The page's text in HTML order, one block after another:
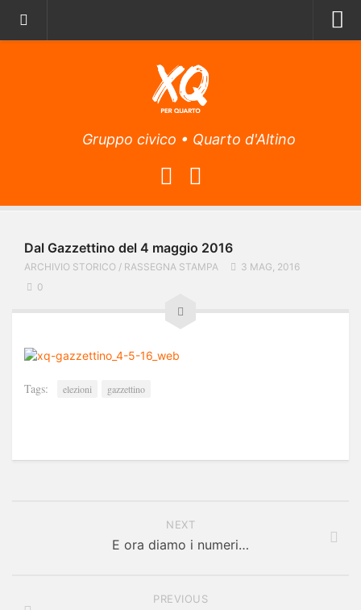
Il Programma
Attività
L’app
Gruppo civico • Quarto d'Altino
Dal Gazzettino del 4 maggio 2016
ARCHIVIO STORICO / RASSEGNA STAMPA
3 MAG, 2016
0
Tags: elezioni gazzettino
NEXT
E ora diamo i numeri…
PREVIOUS